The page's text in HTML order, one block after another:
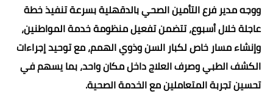
ووجه مدير فرع التأمين الصحي بالدقهلية بسرعة تنفيذ خطة
عاجلة خلال أسبوع، تتضمن تفعيل منظومة خدمة المواطنين،
وإنشاء مسار خاص لكبار السن وذوي الهمم، مع توحيد إجراءات
الكشف الطبي وصرف العلاج داخل مكان واحد، بما يسهم في
تحسين تجربة المتعاملين مع الخدمة الصحية.